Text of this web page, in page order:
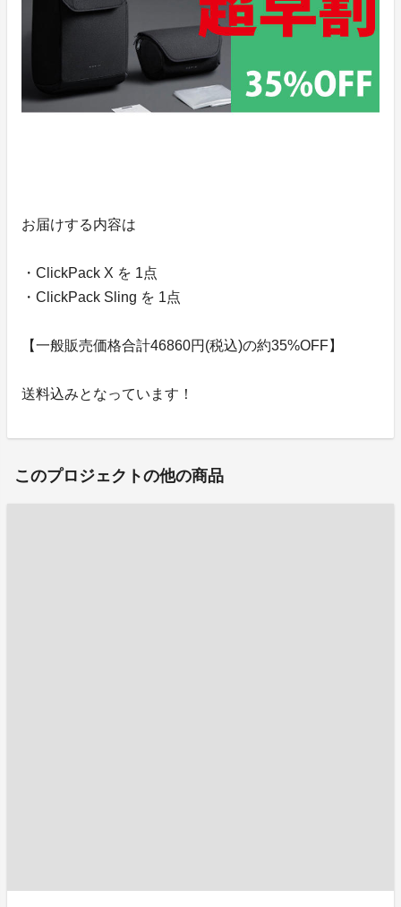
お届けする内容は
・ClickPack X を 1点
・ClickPack Sling を 1点
【一般販売価格合計46860円(税込)の約35%OFF】
送料込みとなっています！
このプロジェクトの他の商品